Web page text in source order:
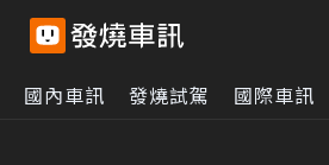
國內車訊 發燒試駕 國際車訊